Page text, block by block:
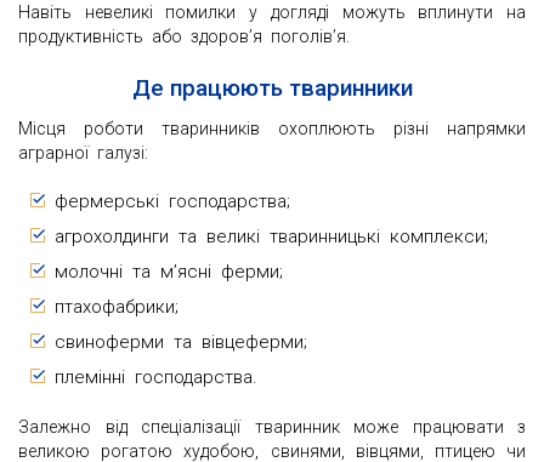
Навіть невеликі помилки у догляді можуть вплинути на
продуктивність або здоров’я поголів’я.
Де працюють тваринники
Місця роботи тваринників охоплюють різні напрямки
аграрної галузі:
фермерські господарства;
агрохолдинги та великі тваринницькі комплекси;
молочні та м’ясні ферми;
птахофабрики;
свиноферми та вівцеферми;
племінні господарства.
Залежно від спеціалізації тваринник може працювати з
великою рогатою худобою, свинями, вівцями, птицею чи